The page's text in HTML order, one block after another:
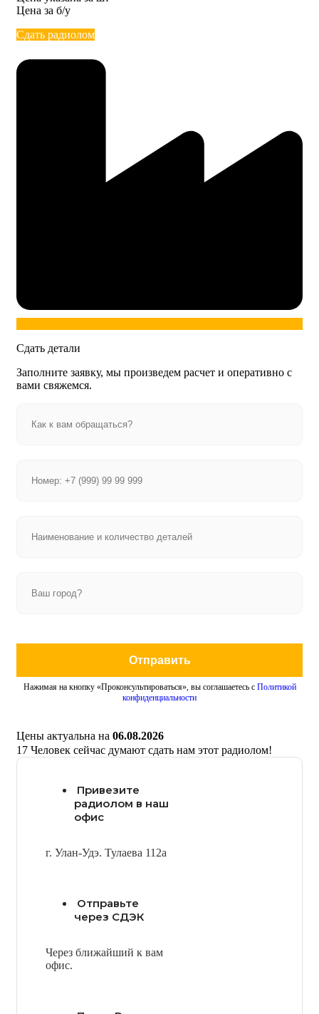
Цена за б/у
Сдать радиолом
Сдать детали
Заполните заявку, мы произведем расчет и оперативно с
вами свяжемся.
Отправить
Нажимая на кнопку «Проконсультироваться», вы соглашаетесь с Политикой
конфиденциальности
Цены актуальна на 06.08.2026
17 Человек сейчас думают сдать нам этот радиолом!
Привезите
радиолом в наш
офис
г. Улан-Удэ. Тулаева 112а
Отправьте
через СДЭК
Через ближайший к вам
офис.